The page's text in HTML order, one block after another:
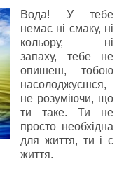
Вода! У тебе
немає ні смаку, ні
кольору, ні
запаху, тебе не
опишеш, тобою
насолоджуєшся,
не розуміючи, що
ти таке. Ти не
просто необхідна
для життя, ти і є
життя.